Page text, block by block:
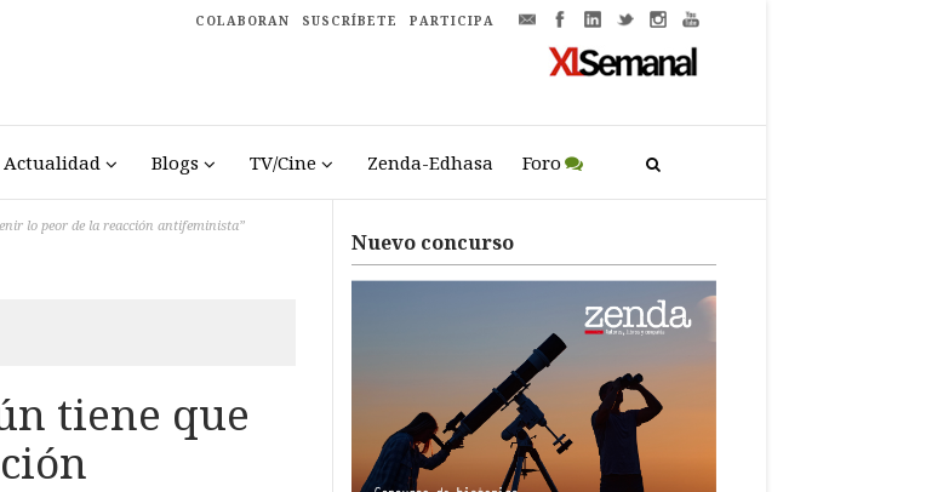
COLABORAN SUSCRÍBETE PARTICIPA
Actualidad Blogs TV/Cine Zenda-Edhasa Foro
lo peor de la reacción antifeminista”
tiene que
Nuevo concurso